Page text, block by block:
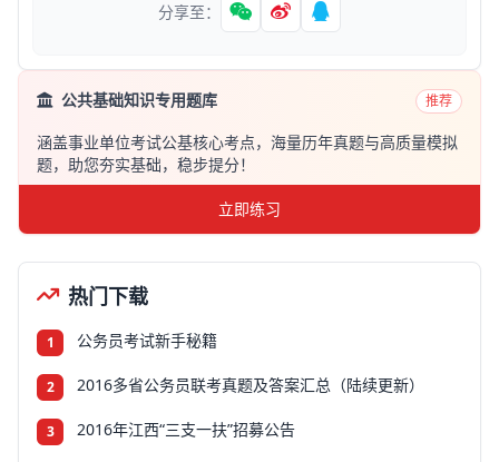
分享至：
公共基础知识专用题库 推荐
涵盖事业单位考试公基核心考点，海量历年真题与高质量模拟
题，助您夯实基础，稳步提分！
立即练习
热门下载
1 公务员考试新手秘籍
2 2016多省公务员联考真题及答案汇总（陆续更新）
3 2016年江西“三支一扶”招募公告